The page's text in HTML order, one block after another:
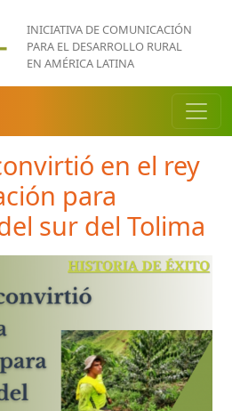
INICIATIVA DE COMUNICACIÓN
PARA EL DESARROLLO RURAL
EN AMÉRICA LATINA
en el rey
para
sur del Tolima